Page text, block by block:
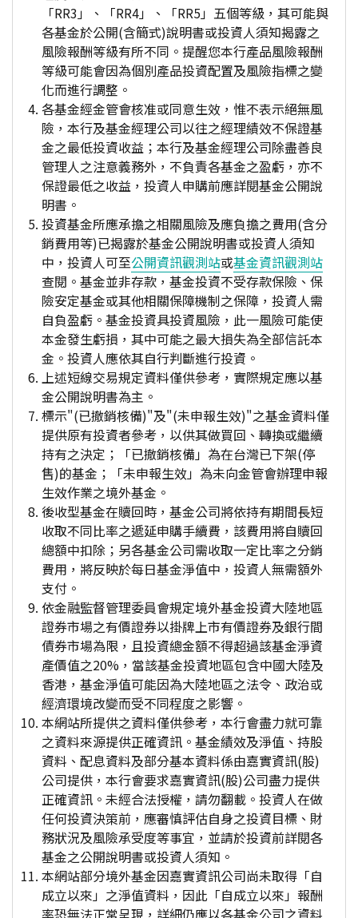
「RR3」、「RR4」、「RR5」五個等級，其可能與
各基金於公開(含簡式)說明書或投資人須知揭露之
風險報酬等級有所不同。提醒您本行產品風險報酬
等級可能會因為個別產品投資配置及風險指標之變
化而進行調整。
各基金經金管會核准或同意生效，惟不表示絕無風
險，本行及基金經理公司以往之經理績效不保證基
金之最低投資收益；本行及基金經理公司除盡善良
管理人之注意義務外，不負責各基金之盈虧，亦不
保證最低之收益，投資人申購前應詳閱基金公開說
明書。
投資基金所應承擔之相關風險及應負擔之費用(含分
銷費用等)已揭露於基金公開說明書或投資人須知
中，投資人可至公開資訊觀測站或基金資訊觀測站
查閱。基金並非存款，基金投資不受存款保險、保
險安定基金或其他相關保障機制之保障，投資人需
自負盈虧。基金投資具投資風險，此一風險可能使
本金發生虧損，其中可能之最大損失為全部信託本
金。投資人應依其自行判斷進行投資。
上述短線交易規定資料僅供參考，實際規定應以基
金公開說明書為主。
標示"(已撤銷核備)"及"(未申報生效)"之基金資料僅
提供原有投資者參考，以供其做買回、轉換或繼續
持有之決定；「已撤銷核備」為在台灣已下架(停
售)的基金；「未申報生效」為未向金管會辦理申報
生效作業之境外基金。
後收型基金在贖回時，基金公司將依持有期間長短
收取不同比率之遞延申購手續費，該費用將自贖回
總額中扣除；另各基金公司需收取一定比率之分銷
費用，將反映於每日基金淨值中，投資人無需額外
支付。
依金融監督管理委員會規定境外基金投資大陸地區
證券市場之有價證券以掛牌上市有價證券及銀行間
債券市場為限，且投資總金額不得超過該基金淨資
產價值之20%，當該基金投資地區包含中國大陸及
香港，基金淨值可能因為大陸地區之法令、政治或
經濟環境改變而受不同程度之影響。
本網站所提供之資料僅供參考，本行會盡力就可靠
之資料來源提供正確資訊。基金績效及淨值、持股
資料、配息資料及部分基本資料係由嘉實資訊(股)
公司提供，本行會要求嘉實資訊(股)公司盡力提供
正確資訊。未經合法授權，請勿翻載。投資人在做
任何投資決策前，應審慎評估自身之投資目標、財
務狀況及風險承受度等事宜，並請於投資前詳閱各
基金之公開說明書或投資人須知。
本網站部分境外基金因嘉實資訊公司尚未取得「自
成立以來」之淨值資料，因此「自成立以來」報酬
率恐無法正常呈現，詳細仍應以各基金公司之資料